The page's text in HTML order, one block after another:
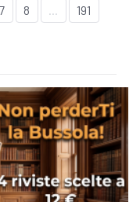
7 8 ... 191